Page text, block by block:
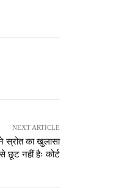
NEXT ARTICLE
स्रोत का खुलासा
छूट नहीं हैः कोर्ट